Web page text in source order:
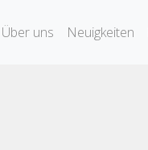
Über uns Neuigkeiten